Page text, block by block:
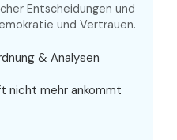
Entscheidungen und
und Vertrauen.
& Analysen
nicht mehr ankommt